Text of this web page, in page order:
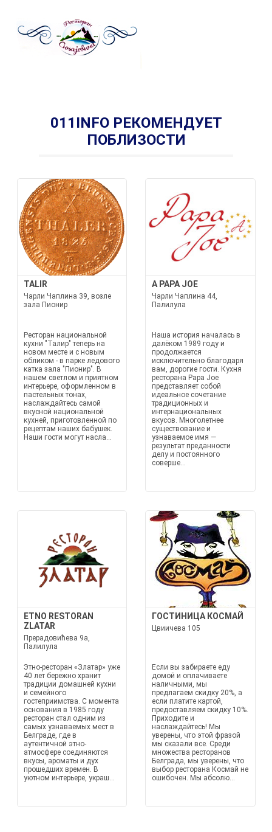
011INFO РЕКОМЕНДУЕТ
ПОБЛИЗОСТИ
TALIR
Чарли Чаплина 39, возле
зала Пионир
Ресторан национальной
кухни "Талир" теперь на
новом месте и с новым
обликом - в парке ледового
катка зала "Пионир". В
нашем светлом и приятном
интерьере, оформленном в
пастельных тонах,
наслаждайтесь самой
вкусной национальной
кухней, приготовленной по
рецептам наших бабушек.
Наши гости могут насла...
A PAPA JOE
Чарли Чаплина 44,
Палилула
Наша история началась в
далёком 1989 году и
продолжается
исключительно благодаря
вам, дорогие гости. Кухня
ресторана Papa Joe
представляет собой
идеальное сочетание
традиционных и
интернациональных
вкусов. Многолетнее
существование и
узнаваемое имя —
результат преданности
делу и постоянного
соверше...
ETNO RESTORAN
ZLATAR
Прерадовићева 9а,
Палилула
Этно-ресторан «Златар» уже
40 лет бережно хранит
традиции домашней кухни
и семейного
гостеприимства. С момента
основания в 1985 году
ресторан стал одним из
самых узнаваемых мест в
Белграде, где в
аутентичной этно-
атмосфере соединяются
вкусы, ароматы и дух
прошедших времен. В
уютном интерьере, украш...
ГОСТИНИЦА КОСМАЙ
Цвиичева 105
Если вы забираете еду
домой и оплачиваете
наличными, мы
предлагаем скидку 20%, а
если платите картой,
предоставляем скидку 10%.
Приходите и
наслаждайтесь! Мы
уверены, что этой фразой
мы сказали все. Среди
множества ресторанов
Белграда, мы уверены, что
выбор ресторана Космай не
ошибочен. Мы абсолю...